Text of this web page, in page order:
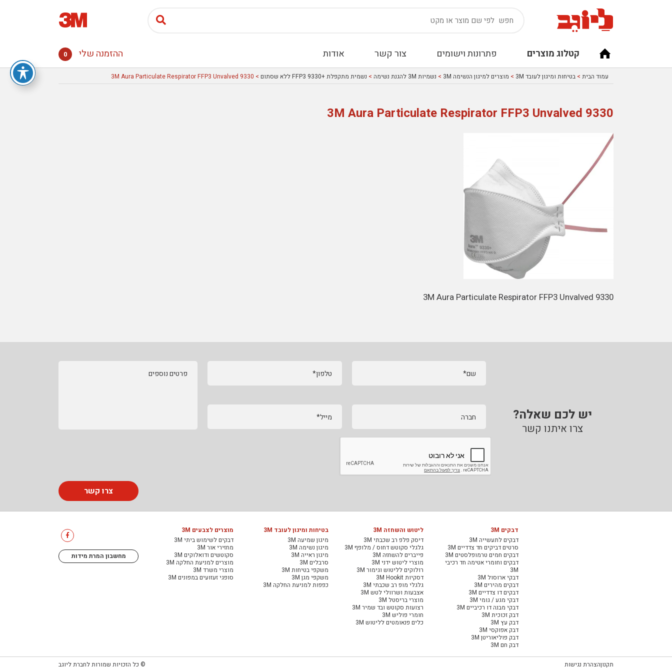
קטלוג מוצרים פתרונות וישומים צור קשר אודות ההזמנה שלי 0
עמוד הבית > בטיחות ומיגון לעובד 3M > מוצרים למיגון הנשימה 3M > נשמיות 3M להגנת נשימה > נשמית מתקפלת +9330 FFP3 ללא שסתום > 3M Aura Particulate Respirator FFP3 Unvalved 9330
3M Aura Particulate Respirator FFP3 Unvalved 9330
3M Aura Particulate Respirator FFP3 Unvalved 9330
יש לכם שאלה?
צרו איתנו קשר
שם* טלפון*
חברה מייל*
פרטים נוספים
צרו קשר
דבקים 3M
דבקים לתעשייה 3M
סרטים דביקים חד צדדיים 3M
דבקים חמים טרמופלסטים 3M
דבקים וחומרי אטימה חד רכיבי
3M
דבקי ארוסול 3M
דבקים מהירים 3M
דבקים דו צדדיים 3M
דבקי מגע / גומי 3M
דבקי מבנה דו רכיביים 3M
דבק זכוכית 3M
דבק עץ 3M
דבק אפוקסי 3M
דבק פוליאוריטן 3M
דבק חם 3M
ליטוש והשחזה 3M
דיסק פלפ רב שכבתי 3M
גלגלי סקוטש דחוס / מלופף 3M
פייברים להשחזה 3M
מוצרי ליטוש ידני 3M
רולוקים לליטוש וגימור 3M
דסקיות 3M Hookit
גלגלי מופ רב שכבתי 3M
אצבעות ושרוולי לטש 3M
מוצרי בריסטל 3M
רצועות סקוטש ובד שמיר 3M
חומרי פוליש 3M
כלים פנאומטים לליטוש 3M
בטיחות ומיגון לעובד 3M
מיגון שמיעה 3M
מיגון נשימה 3M
מיגון ראייה 3M
סרבלים 3M
משקפי בטיחות 3M
משקפי מגן 3M
כפפות למניעת החלקה 3M
מוצרים לצבעים 3M
דבקים לשימוש ביתי 3M
מחזירי אור 3M
סקוטשים ודואלוקים 3M
מוצרים למניעת החלקה 3M
מוצרי משרד 3M
סופגי זעזועים במפונים 3M
מחשבון המרת מידות
תקנוןהצהרת נגישות © כל הזכויות שמורות לחברת ליוגב